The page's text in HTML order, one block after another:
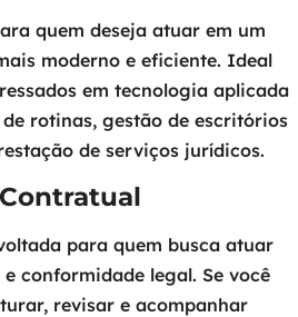
quem deseja atuar em um
moderno e eficiente. Ideal
em tecnologia aplicada
rotinas, gestão de escritórios
de serviços jurídicos.
para quem busca atuar
conformidade legal. Se você
revisar e acompanhar